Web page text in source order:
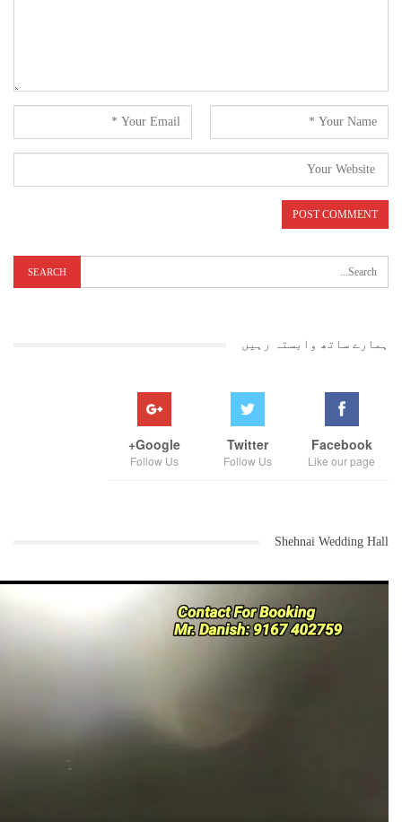
ہمارے ساتھ وابستہ رہیں
Facebook
Like our page
Twitter
Follow Us
Google+
Follow Us
Shehnai Wedding Hall